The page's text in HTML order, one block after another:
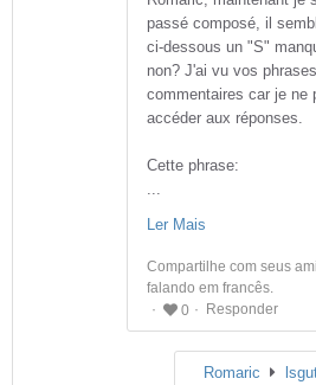
passé composé, il
ci-dessous un "S"
non? J'ai vu vos
commentaires car je ne
accéder aux réponses.
Cette phrase:
Ler Mais
Compartilhe com seus
falando em francês.
0
Responder
Romaric